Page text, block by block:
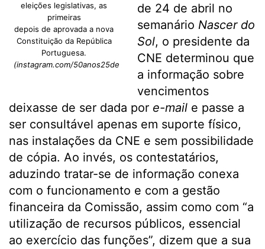
eleições legislativas, as
primeiras
depois de aprovada a nova
Constituição da República
Portuguesa.
(instagram.com/50anos25deabril)
de 24 de abril no
semanário Nascer do
Sol, o presidente da
CNE determinou que
a informação sobre
vencimentos
deixasse de ser dada por e-mail e passe a
ser consultável apenas em suporte físico,
nas instalações da CNE e sem possibilidade
de cópia. Ao invés, os contestatários,
aduzindo tratar-se de informação conexa
com o funcionamento e com a gestão
financeira da Comissão, assim como com “a
utilização de recursos públicos, essencial
ao exercício das funções”, dizem que a sua